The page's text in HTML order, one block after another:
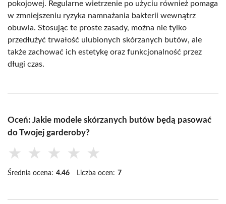
pokojowej. Regularne wietrzenie po użyciu również pomaga
w zmniejszeniu ryzyka namnażania bakterii wewnątrz
obuwia. Stosując te proste zasady, można nie tylko
przedłużyć trwałość ulubionych skórzanych butów, ale
także zachować ich estetykę oraz funkcjonalność przez
długi czas.
Oceń: Jakie modele skórzanych butów będą pasować
do Twojej garderoby?
★ ★ ★ ★ ★
Średnia ocena: 4.46 Liczba ocen: 7